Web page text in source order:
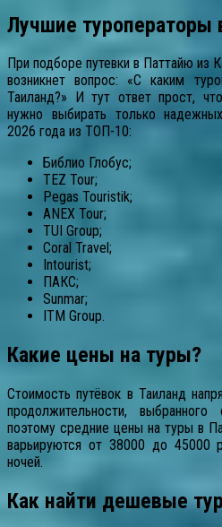
Лучшие туроператоры
При подборе путевки в Паттайю из
возникнет вопрос: «С каким
Таиланд?» И тут ответ прост,
нужно выбирать только
2026 года из ТОП-10:
Библио Глобус;
TEZ Tour;
Pegas Touristik;
ANEX Tour;
TUI Group;
Coral Travel;
Intourist;
ПАКС;
Sunmar;
ITM Group.
Какие цены на туры?
Стоимость путёвок в Таиланд
продолжительности,
поэтому средние цены на туры в
варьируются от 38000 до 45000
ночей.
Как найти дешевые